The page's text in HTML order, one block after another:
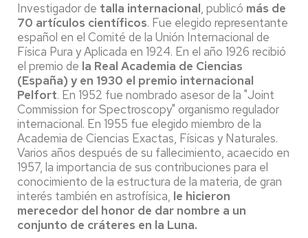
Investigador de talla internacional, publicó más de
70 artículos científicos. Fue elegido representante
español en el Comité de la Unión Internacional de
Física Pura y Aplicada en 1924. En el año 1926 recibió
el premio de la Real Academia de Ciencias
(España) y en 1930 el premio internacional
Pelfort. En 1952 fue nombrado asesor de la "Joint
Commission for Spectroscopy" organismo regulador
internacional. En 1955 fue elegido miembro de la
Academia de Ciencias Exactas, Físicas y Naturales.
Varios años después de su fallecimiento, acaecido en
1957, la importancia de sus contribuciones para el
conocimiento de la estructura de la materia, de gran
interés también en astrofísica, le hicieron
merecedor del honor de dar nombre a un
conjunto de cráteres en la Luna.